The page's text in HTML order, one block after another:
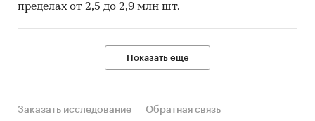
пределах от 2,5 до 2,9 млн шт.
Показать еще
Заказать исследование
Обратная связь